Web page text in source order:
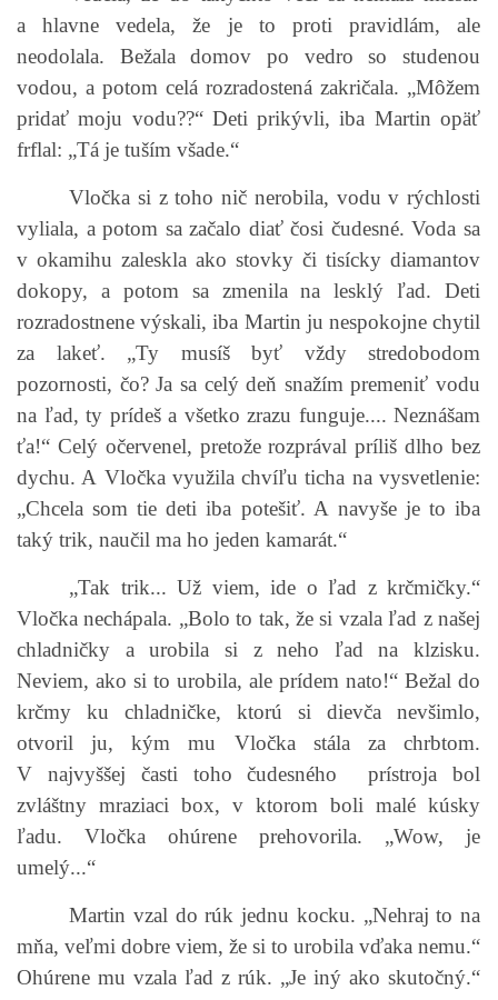
a hlavne vedela, že je to proti pravidlám, ale
neodolala. Bežala domov po vedro so studenou
vodou, a potom celá rozradostená zakričala. „Môžem
pridať moju vodu??“ Deti prikývli, iba Martin opäť
frflal: „Tá je tuším všade.“
Vločka si z toho nič nerobila, vodu v rýchlosti
vyliala, a potom sa začalo diať čosi čudesné. Voda sa
v okamihu zaleskla ako stovky či tisícky diamantov
dokopy, a potom sa zmenila na lesklý ľad. Deti
rozradostnene výskali, iba Martin ju nespokojne chytil
za lakeť. „Ty musíš byť vždy stredobodom
pozornosti, čo? Ja sa celý deň snažím premeniť vodu
na ľad, ty prídeš a všetko zrazu funguje.... Neznášam
ťa!“ Celý očervenel, pretože rozprával príliš dlho bez
dychu. A Vločka využila chvíľu ticha na vysvetlenie:
„Chcela som tie deti iba potešiť. A navyše je to iba
taký trik, naučil ma ho jeden kamarát.“
„Tak trik... Už viem, ide o ľad z krčmičky.“
Vločka nechápala. „Bolo to tak, že si vzala ľad z našej
chladničky a urobila si z neho ľad na klzisku.
Neviem, ako si to urobila, ale prídem nato!“ Bežal do
krčmy ku chladničke, ktorú si dievča nevšimlo,
otvoril ju, kým mu Vločka stála za chrbtom.
V najvyššej časti toho čudesného prístroja bol
zvláštny mraziaci box, v ktorom boli malé kúsky
ľadu. Vločka ohúrene prehovorila. „Wow, je
umelý...“
Martin vzal do rúk jednu kocku. „Nehraj to na
mňa, veľmi dobre viem, že si to urobila vďaka nemu.“
Ohúrene mu vzala ľad z rúk. „Je iný ako skutočný.“